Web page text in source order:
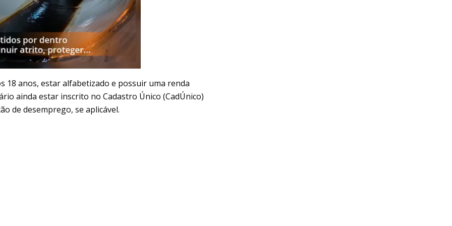
18 anos, estar alfabetizado e possuir uma renda
ainda estar inscrito no Cadastro Único (CadÚnico)
de desemprego, se aplicável.